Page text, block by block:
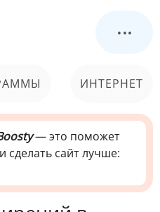
...
ИНТЕРНЕТ
СИСТЕМА
— это поможет
сделать сайт лучше: